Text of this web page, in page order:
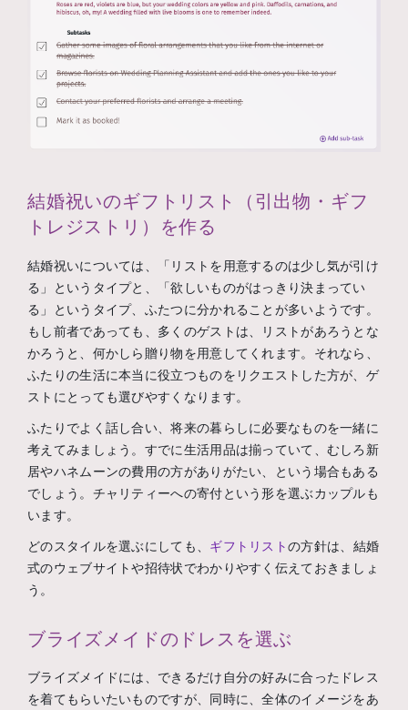
結婚祝いのギフトリスト（引出物・ギフ
トレジストリ）を作る
結婚祝いについては、「リストを用意するのは少し気が引け
る」というタイプと、「欲しいものがはっきり決まってい
る」というタイプ、ふたつに分かれることが多いようです。
もし前者であっても、多くのゲストは、リストがあろうとな
かろうと、何かしら贈り物を用意してくれます。それなら、
ふたりの生活に本当に役立つものをリクエストした方が、ゲ
ストにとっても選びやすくなります。
ふたりでよく話し合い、将来の暮らしに必要なものを一緒に
考えてみましょう。すでに生活用品は揃っていて、むしろ新
居やハネムーンの費用の方がありがたい、という場合もある
でしょう。チャリティーへの寄付という形を選ぶカップルも
います。
どのスタイルを選ぶにしても、 ギフトリストの方針は、結婚
式のウェブサイトや招待状でわかりやすく伝えておきましょ
う。
ブライズメイドのドレスを選ぶ
ブライズメイドには、できるだけ自分の好みに合ったドレス
を着てもらいたいものですが、同時に、全体のイメージをあ